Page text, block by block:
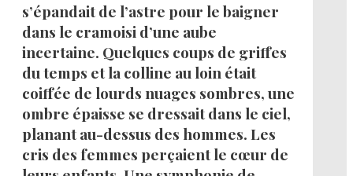
s’épandait de l’astre pour le baigner
dans le cramoisi d’une aube
incertaine. Quelques coups de griffes
du temps et la colline au loin était
coiffée de lourds nuages sombres, une
ombre épaisse se dressait dans le ciel,
planant au-dessus des hommes. Les
cris des femmes perçaient le cœur de